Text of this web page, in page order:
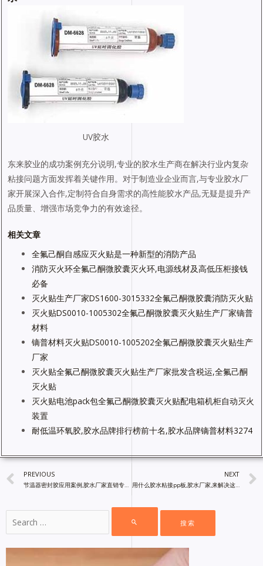
UV胶水
东来胶业的成功案例充分说明,专业的胶水生产商在解决行业内复杂
粘接问题方面发挥着关键作用。对于制造业企业而言,与专业胶水厂
家开展深入合作,定制符合自身需求的高性能胶水产品,无疑是提升产
品质量、增强市场竞争力的有效途径。
相关文章
全氟己酮自感应灭火贴是一种新型的消防产品
消防灭火环全氟己酮微胶囊灭火环,电源线材及高低压柜接钱
必备
灭火贴生产厂家DS1600-3015332全氟己酮微胶囊消防灭火贴
灭火贴DS0010-1005302全氟己酮微胶囊灭火贴生产厂家镝普
材料
镝普材料灭火贴DS0010-1005202全氟己酮微胶囊灭火贴生产
厂家
灭火贴全氟己酮微胶囊灭火贴生产厂家批发含税运,全氟己酮
灭火贴
灭火贴电池pack包全氟己酮微胶囊灭火贴配电箱机柜自动灭火
装置
耐低温环氧胶,胶水品牌排行榜前十名,胶水品牌镝普材料3274
PREVIOUS
节温器密封胶应用案例,胶水厂家直销专业定制胶水解决难题,胶水批发
NEXT
用什么胶水粘接pp板,胶水厂家,来解决这方面的问题